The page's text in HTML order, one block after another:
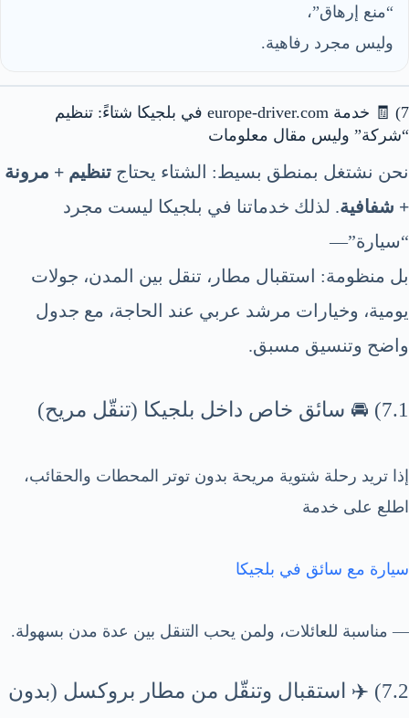
“منع إرهاق”،
وليس مجرد رفاهية.
7) 🧾 خدمة europe-driver.com في بلجيكا شتاءً: تنظيم
“شركة” وليس مقال معلومات
نحن نشتغل بمنطق بسيط: الشتاء يحتاج تنظيم + مرونة
+ شفافية. لذلك خدماتنا في بلجيكا ليست مجرد
“سيارة”—
بل منظومة: استقبال مطار، تنقل بين المدن، جولات
يومية، وخيارات مرشد عربي عند الحاجة، مع جدول
واضح وتنسيق مسبق.
7.1) 🚘 سائق خاص داخل بلجيكا (تنقّل مريح)
إذا تريد رحلة شتوية مريحة بدون توتر المحطات والحقائب،
اطلع على خدمة
سيارة مع سائق في بلجيكا
— مناسبة للعائلات، ولمن يحب التنقل بين عدة مدن بسهولة.
7.2) ✈️ استقبال وتنقّل من مطار بروكسل (بدون